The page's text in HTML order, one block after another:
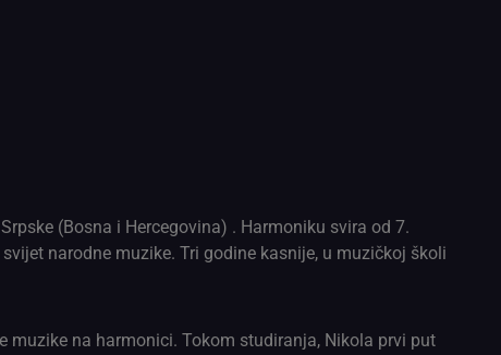
(Bosna i Hercegovina) . Harmoniku svira od 7.
narodne muzike. Tri godine kasnije, u muzičkoj školi
na harmonici. Tokom studiranja, Nikola prvi put